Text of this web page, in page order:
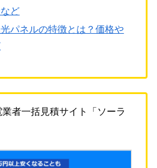
ど
パネルの特徴とは？価格や
者一括見積サイト「ソーラ